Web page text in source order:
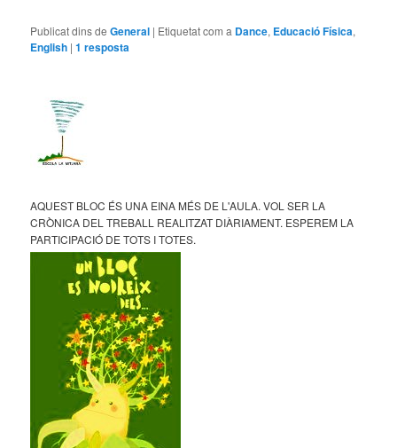
Publicat dins de General | Etiquetat com a Dance, Educació Física,
English |1 resposta
AQUEST BLOC ÉS UNA EINA MÉS DE L'AULA. VOL SER LA
CRÒNICA DEL TREBALL REALITZAT DIÀRIAMENT. ESPEREM LA
PARTICIPACIÓ DE TOTS I TOTES.